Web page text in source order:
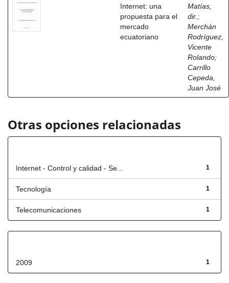
Internet: una
propuesta para el
mercado
ecuatoriano
Matías,
dir. ;
Merchán
Rodríguez,
Vicente
Rolando;
Carrillo
Cepeda,
Juan José
Otras opciones relacionadas
1
Internet - Control y calidad - Se...
1
Tecnología
1
Telecomunicaciones
1
2009